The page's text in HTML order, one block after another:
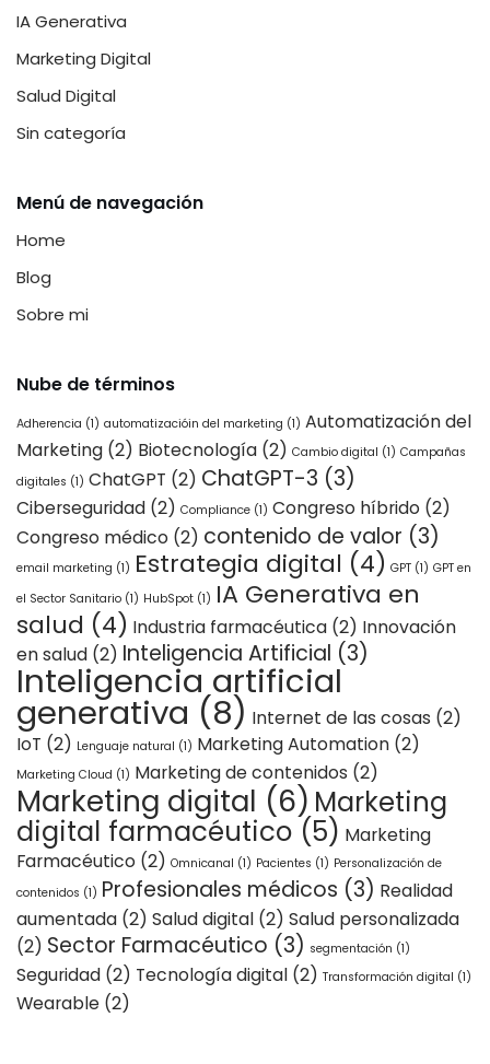
IA Generativa
Marketing Digital
Salud Digital
Sin categoría
Menú de navegación
Home
Blog
Sobre mi
Nube de términos
Adherencia (1) automatizacióin del marketing (1) Automatización del
Marketing (2) Biotecnología (2) Cambio digital (1) Campañas
digitales (1) ChatGPT (2) ChatGPT-3 (3)
Ciberseguridad (2) Compliance (1) Congreso híbrido (2)
Congreso médico (2) contenido de valor (3)
email marketing (1) Estrategia digital (4) GPT (1) GPT en
el Sector Sanitario (1) HubSpot (1) IA Generativa en
salud (4) Industria farmacéutica (2) Innovación
en salud (2) Inteligencia Artificial (3)
Inteligencia artificial
generativa (8) Internet de las cosas (2)
IoT (2) Lenguaje natural (1) Marketing Automation (2)
Marketing Cloud (1) Marketing de contenidos (2)
Marketing digital (6) Marketing
digital farmacéutico (5) Marketing
Farmacéutico (2) Omnicanal (1) Pacientes (1) Personalización de
contenidos (1) Profesionales médicos (3) Realidad
aumentada (2) Salud digital (2) Salud personalizada
(2) Sector Farmacéutico (3) segmentación (1)
Seguridad (2) Tecnología digital (2) Transformación digital (1)
Wearable (2)